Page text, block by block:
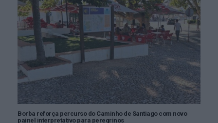
Borba reforça percurso do Caminho de Santiago com novo
painel interpretativo para peregrinos